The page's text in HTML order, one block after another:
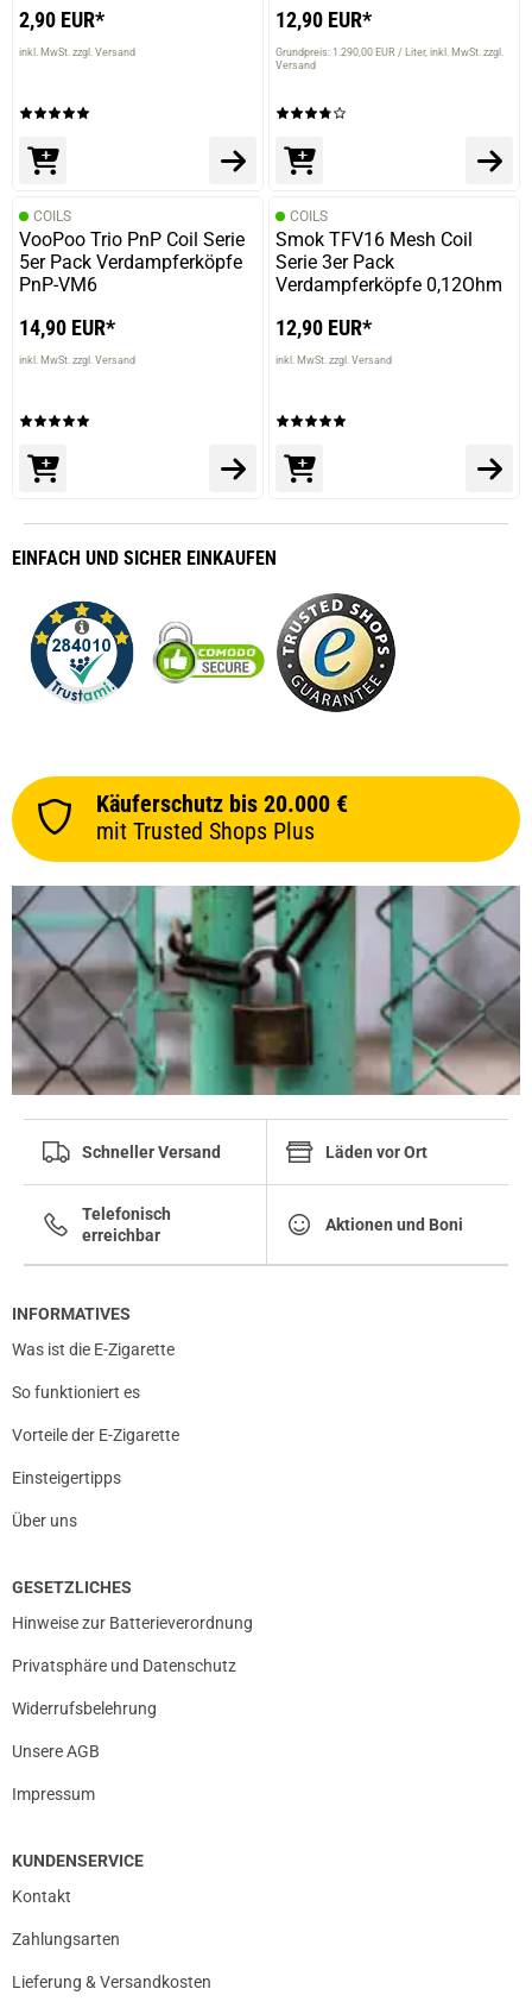
2,90 EUR*
inkl. MwSt. zzgl. Versand
12,90 EUR*
Grundpreis: 1.290,00 EUR / Liter inkl. MwSt. zzgl.
Versand
COILS
VooPoo Trio PnP Coil Serie
5er Pack Verdampferköpfe
PnP-VM6
14,90 EUR*
inkl. MwSt. zzgl. Versand
COILS
Smok TFV16 Mesh Coil
Serie 3er Pack
Verdampferköpfe 0,12Ohm
12,90 EUR*
inkl. MwSt. zzgl. Versand
EINFACH UND SICHER EINKAUFEN
Käuferschutz bis 20.000 €
mit Trusted Shops Plus
Schneller Versand Läden vor Ort
Telefonisch
erreichbar
Aktionen und Boni
INFORMATIVES
Was ist die E-Zigarette
So funktioniert es
Vorteile der E-Zigarette
Einsteigertipps
Über uns
GESETZLICHES
Hinweise zur Batterieverordnung
Privatsphäre und Datenschutz
Widerrufsbelehrung
Unsere AGB
Impressum
KUNDENSERVICE
Kontakt
Zahlungsarten
Lieferung & Versandkosten